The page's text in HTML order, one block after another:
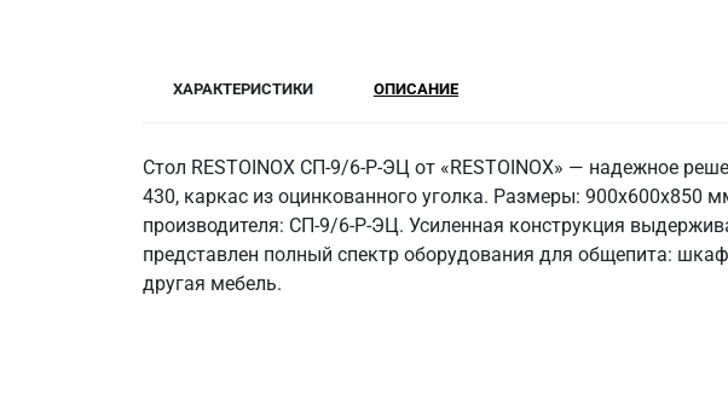
ХАРАКТЕРИСТИКИ ОПИСАНИЕ
Стол RESTOINOX СП-9/6-Р-ЭЦ от «RESTOINOX» — надежное
430, каркас из оцинкованного уголка. Размеры: 900x600x850
производителя: СП-9/6-Р-ЭЦ. Усиленная конструкция
представлен полный спектр оборудования для общепита:
другая мебель.